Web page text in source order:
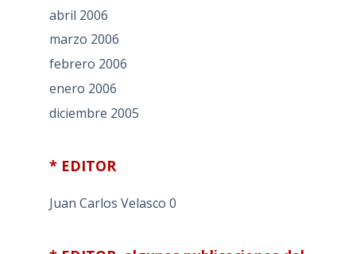
abril 2006
marzo 2006
febrero 2006
enero 2006
diciembre 2005
* EDITOR
Juan Carlos Velasco 0